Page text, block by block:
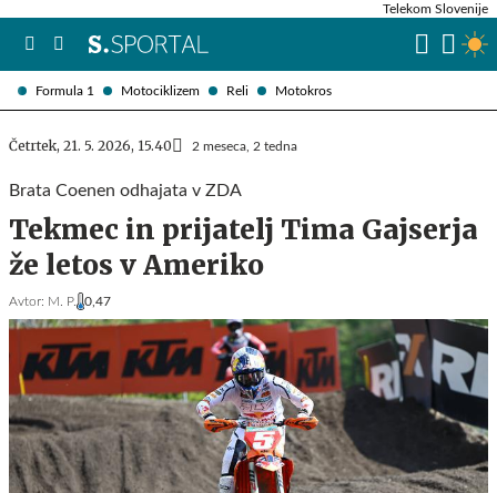
Formula 1 Motociklizem Reli Motokros
Telekom Slovenije
Četrtek, 21. 5. 2026, 15.40 2 meseca, 2 tedna
Brata Coenen odhajata v ZDA
Tekmec in prijatelj Tima Gajserja
že letos v Ameriko
Avtor: M. P. 0,47